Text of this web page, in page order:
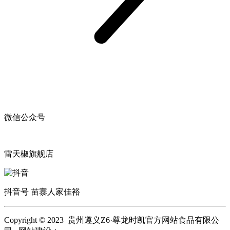
微信公众号
雷天椒旗舰店
抖音号 苗寨人家佳裕
Copyright © 2023 贵州遵义Z6·尊龙时凯官方网站食品有限公